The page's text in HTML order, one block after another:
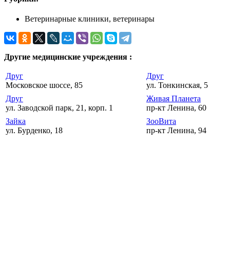
Ветеринарные клиники, ветеринары
Другие медицинские учреждения :
Друг
Московское шоссе, 85
Друг
ул. Тонкинская, 5
Друг
ул. Заводской парк, 21, корп. 1
Живая Планета
пр-кт Ленина, 60
Зайка
ул. Бурденко, 18
ЗооВита
пр-кт Ленина, 94